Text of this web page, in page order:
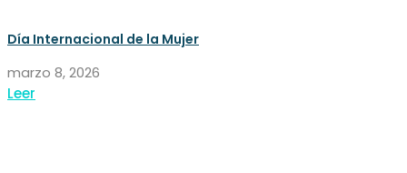
Día Internacional de la Mujer
marzo 8, 2026
Leer